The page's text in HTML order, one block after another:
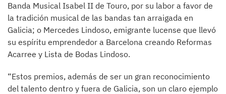
Banda Musical Isabel II de Touro, por su labor a favor de
la tradición musical de las bandas tan arraigada en
Galicia; o Mercedes Lindoso, emigrante lucense que llevó
su espíritu emprendedor a Barcelona creando Reformas
Acarree y Lista de Bodas Lindoso.
“Estos premios, además de ser un gran reconocimiento
del talento dentro y fuera de Galicia, son un claro ejemplo